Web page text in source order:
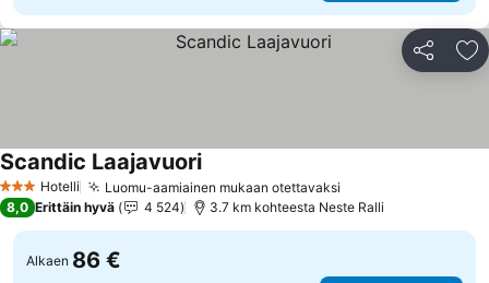
Jaa
3 Tähtiluokitus
Hotelli Luomu-aamiainen mukaan otettavaksi
Scandic LaajavuoriKatso hinnat
8,0 Erittäin hyvä 4 524 3.7 km kohteesta Neste Ralli
Alkaen 86 €